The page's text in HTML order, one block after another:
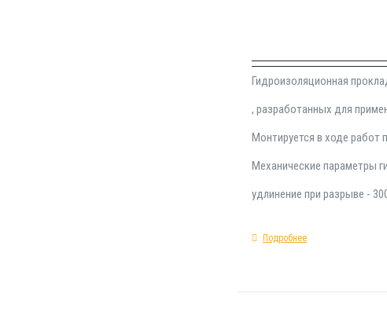
Гидроизоляционная
, разработанных для
Монтируется в ходе работ
Механические параметры
удлинение при разрыве -
Подробнее